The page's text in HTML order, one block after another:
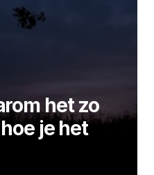
het zo
je het